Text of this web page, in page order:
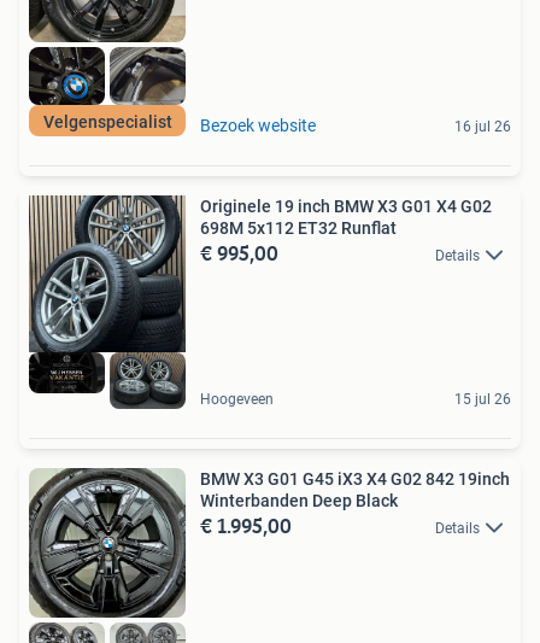
Velgenspecialist Bezoek website 16 jul 26
Originele 19 inch BMW X3 G01 X4 G02
698M 5x112 ET32 Runflat
€ 995,00 Details
Hoogeveen 15 jul 26
BMW X3 G01 G45 iX3 X4 G02 842 19inch
Winterbanden Deep Black
€ 1.995,00 Details